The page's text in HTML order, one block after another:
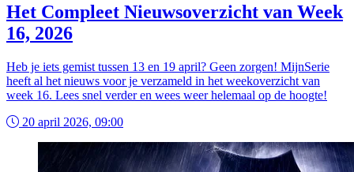
Het Compleet Nieuwsoverzicht van Week
16, 2026
Heb je iets gemist tussen 13 en 19 april? Geen zorgen! MijnSerie
heeft al het nieuws voor je verzameld in het weekoverzicht van
week 16. Lees snel verder en wees weer helemaal op de hoogte!
20 april 2026, 09:00